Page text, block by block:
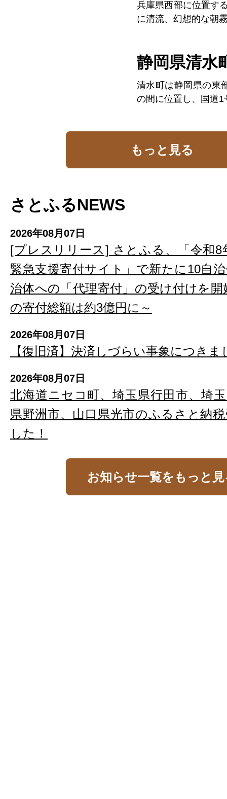
兵庫県西部に位置す
に清流、幻想的な朝
静岡県清水
清水町は静岡県の東
の間に位置し、国道1
もっと見る
さとふるNEWS
2026年08月07日
[プレスリリース] さとふる、「令和8
緊急支援寄付サイト」で新たに10自
治体への「代理寄付」の受け付けを開
の寄付総額は約3億円に～
2026年08月07日
【復旧済】決済しづらい事象につきま
2026年08月07日
北海道ニセコ町、埼玉県行田市、埼
県野洲市、山口県光市のふるさと納
した！
お知らせ一覧をもっと